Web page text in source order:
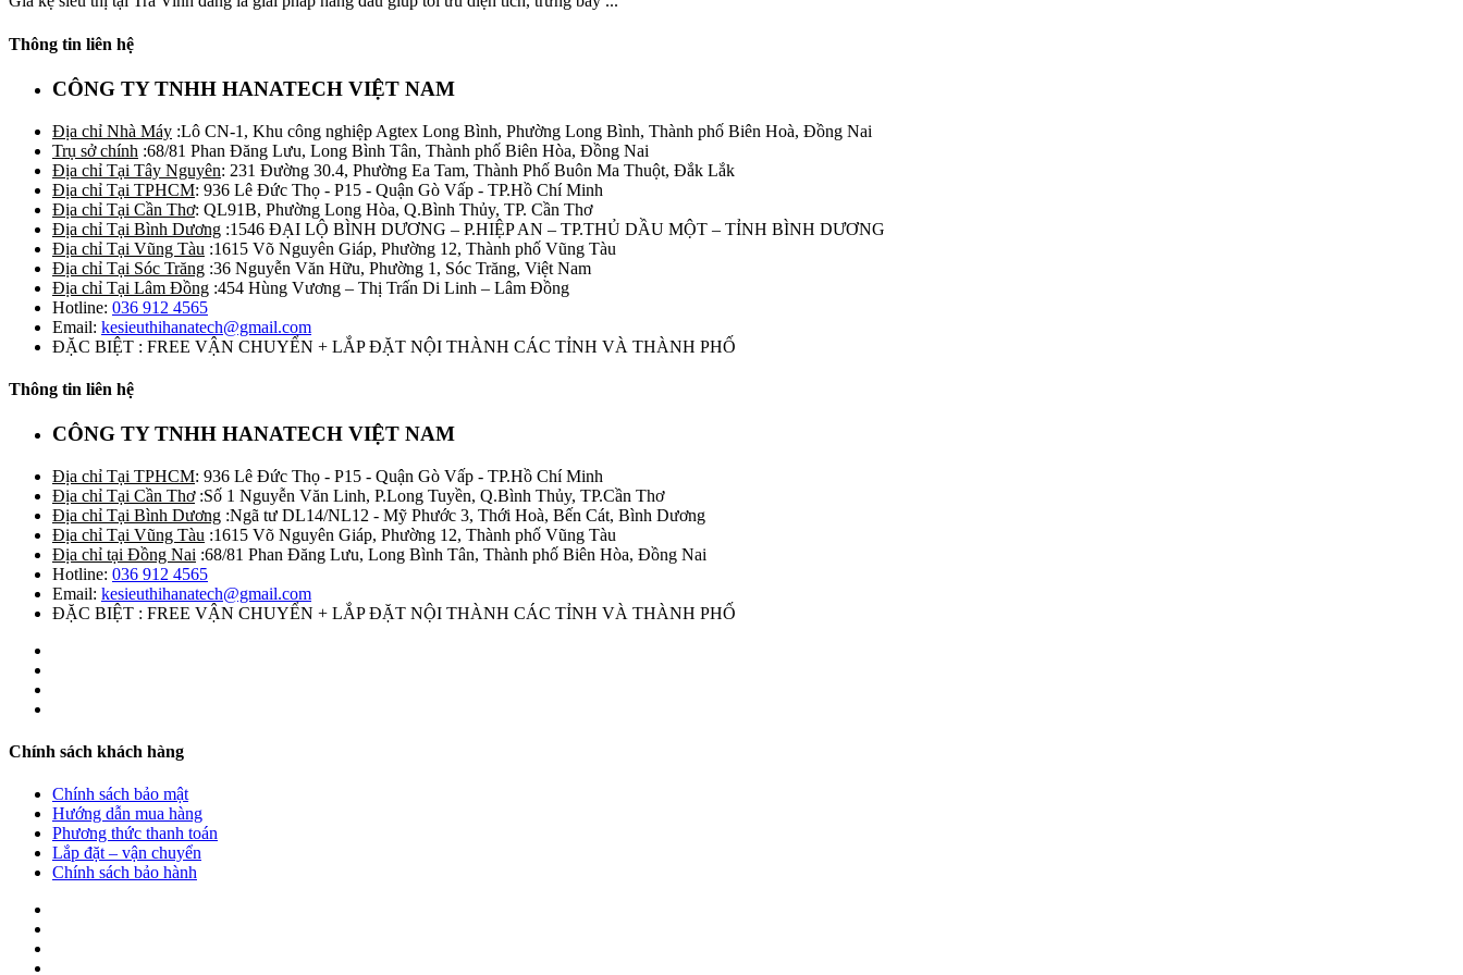
Thông tin liên hệ
CÔNG TY TNHH HANATECH VIỆT NAM
Địa chỉ Nhà Máy :Lô CN-1, Khu công nghiệp Agtex Long Bình, Phường Long Bình, Thành phố Biên Hoà, Đồng Nai
Trụ sở chính :68/81 Phan Đăng Lưu, Long Bình Tân, Thành phố Biên Hòa, Đồng Nai
Địa chỉ Tại Tây Nguyên: 231 Đường 30.4, Phường Ea Tam, Thành Phố Buôn Ma Thuột, Đắk Lắk
Địa chỉ Tại TPHCM: 936 Lê Đức Thọ - P15 - Quận Gò Vấp - TP.Hồ Chí Minh
Địa chỉ Tại Cần Thơ: QL91B, Phường Long Hòa, Q.Bình Thủy, TP. Cần Thơ
Địa chỉ Tại Bình Dương :1546 ĐẠI LỘ BÌNH DƯƠNG – P.HIỆP AN – TP.THỦ DẦU MỘT – TỈNH BÌNH DƯƠNG
Địa chỉ Tại Vũng Tàu :1615 Võ Nguyên Giáp, Phường 12, Thành phố Vũng Tàu
Địa chỉ Tại Sóc Trăng :36 Nguyễn Văn Hữu, Phường 1, Sóc Trăng, Việt Nam
Địa chỉ Tại Lâm Đồng :454 Hùng Vương – Thị Trấn Di Linh – Lâm Đồng
Hotline: 036 912 4565
Email: kesieuthihanatech@gmail.com
ĐẶC BIỆT : FREE VẬN CHUYỂN + LẮP ĐẶT NỘI THÀNH CÁC TỈNH VÀ THÀNH PHỐ
Thông tin liên hệ
CÔNG TY TNHH HANATECH VIỆT NAM
Địa chỉ Tại TPHCM: 936 Lê Đức Thọ - P15 - Quận Gò Vấp - TP.Hồ Chí Minh
Địa chỉ Tại Cần Thơ:Số 1 Nguyễn Văn Linh, P.Long Tuyền, Q.Bình Thủy, TP.Cần Thơ
Địa chỉ Tại Bình Dương :Ngã tư DL14/NL12 - Mỹ Phước 3, Thới Hoà, Bến Cát, Bình Dương
Địa chỉ Tại Vũng Tàu :1615 Võ Nguyên Giáp, Phường 12, Thành phố Vũng Tàu
Địa chỉ tại Đồng Nai :68/81 Phan Đăng Lưu, Long Bình Tân, Thành phố Biên Hòa, Đồng Nai
Hotline: 036 912 4565
Email: kesieuthihanatech@gmail.com
ĐẶC BIỆT : FREE VẬN CHUYỂN + LẮP ĐẶT NỘI THÀNH CÁC TỈNH VÀ THÀNH PHỐ
Chính sách khách hàng
Chính sách bảo mật
Hướng dẫn mua hàng
Phương thức thanh toán
Lắp đặt – vận chuyển
Chính sách bảo hành